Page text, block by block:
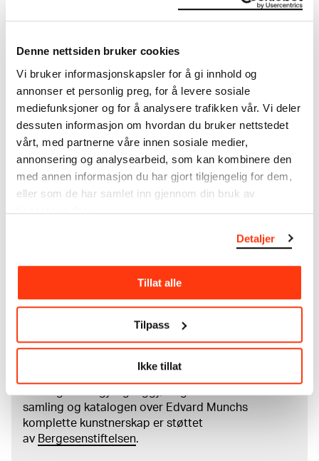
Denne nettsiden bruker cookies
Vi bruker informasjonskapsler for å gi innhold og
annonser et personlig preg, for å levere sosiale
mediefunksjoner og for å analysere trafikken vår. Vi deler
dessuten informasjon om hvordan du bruker nettstedet
vårt, med partnerne våre innen sosiale medier,
annonsering og analysearbeid, som kan kombinere den
med annen informasjon du har gjort tilgjengelig for dem,
eller som de har samlet inn gjennom din bruk av
tjenestene deres.
Detaljer
Tillat alle
Tilpass
Ikke tillat
kunstnerskap. Verkskatalogen utbedres jevnlig i
forbehold om at feil kan forekomme.
MUNCHs samling består av over 42 000 unike
museumsobjekter, inkludert nærmere 27 000 unike
kunstverk. I tillegg til den ekstraordinære samlingen
somEdvard Munchtestamenterte til Oslo
kommune i 1940, rommer museet også samlingene
til Rolf Stenersen, Amaldus Nielsen og Ludvig O.
kreditering
Les mer om arbeidet med å digitalisere Munchs
Den digitale tilgjengeliggjøringen av museets
samling og katalogen over Edvard Munchs
komplette kunstnerskap er støttet
av Bergesenstiftelsen.